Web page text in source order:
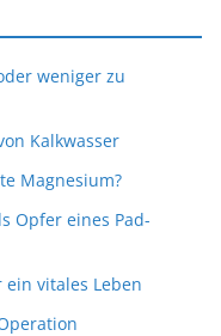
weniger zu
Kalkwasser
Magnesium?
Opfer eines Pad-
vitales Leben